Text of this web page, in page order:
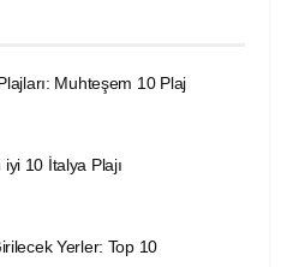
Muhteşem 10 Plaj
10 İtalya Plajı
Yerler: Top 10